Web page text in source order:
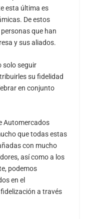
esta última es
De estos
que han
y sus aliados.
solo seguir
su fidelidad
en conjunto
Automercados
que todas estas
con mucho
así como a los
podemos
en el
a través